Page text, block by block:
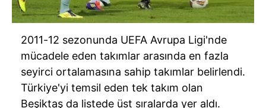
2011-12 sezonunda UEFA Avrupa Ligi'nde
mücadele eden takımlar arasında en fazla
seyirci ortalamasına sahip takımlar belirlendi.
Türkiye'yi temsil eden tek takım olan
Beşiktaş da listede üst sıralarda yer aldı.